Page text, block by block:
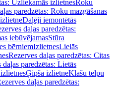
Uzliekamās izlietnesRoku
paredzētas: Roku mazgāšanas
Daļēji iemontētās
daļas paredzētas:
iebūvējamasStūra
bērniemIzlietnesLielās
Rezerves daļas paredzētas: Citas
daļas paredzētas: Lietās
Ģipša izlietneKlašu telpu
daļas paredzētas: